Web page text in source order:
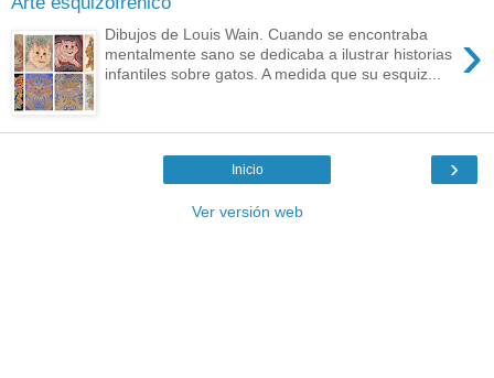
›
Dibujos de Louis Wain. Cuando se encontraba
mentalmente sano se dedicaba a ilustrar historias
infantiles sobre gatos. A medida que su esquiz...
›
Inicio
Ver versión web